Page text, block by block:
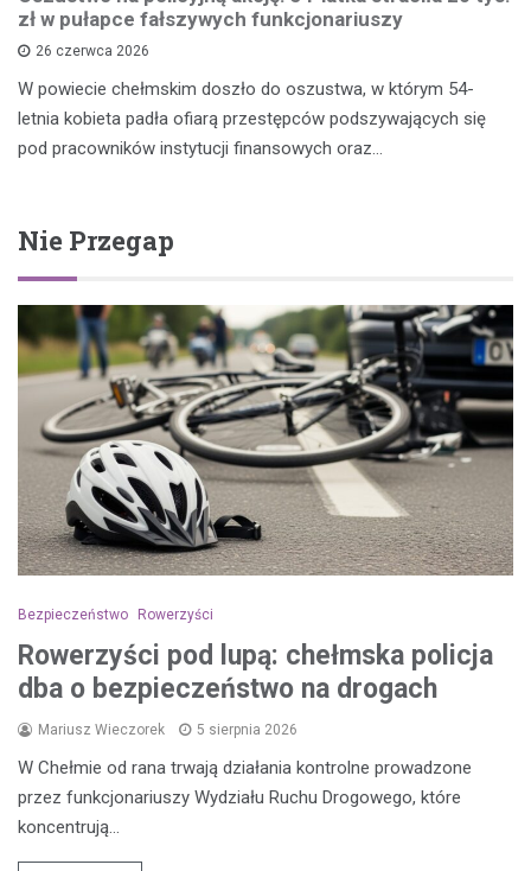
zł w pułapce fałszywych funkcjonariuszy
26 czerwca 2026
W powiecie chełmskim doszło do oszustwa, w którym 54-
letnia kobieta padła ofiarą przestępców podszywających się
pod pracowników instytucji finansowych oraz…
Nie Przegap
Bezpieczeństwo Rowerzyści
Rowerzyści pod lupą: chełmska policja
dba o bezpieczeństwo na drogach
Mariusz Wieczorek 5 sierpnia 2026
W Chełmie od rana trwają działania kontrolne prowadzone
przez funkcjonariuszy Wydziału Ruchu Drogowego, które
koncentrują…